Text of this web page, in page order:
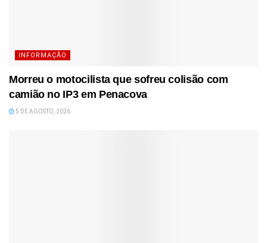
INFORMAÇÃO
Morreu o motocilista que sofreu colisão com
camião no IP3 em Penacova
5 DE AGOSTO, 2026